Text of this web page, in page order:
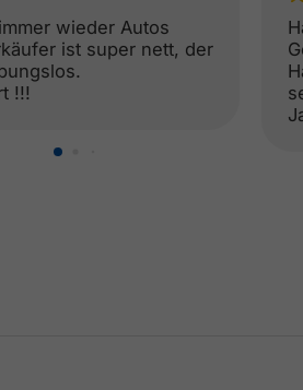
wieder Autos
ist super nett, der
!!!